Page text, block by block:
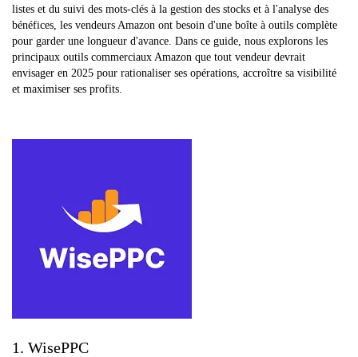
listes et du suivi des mots-clés à la gestion des stocks et à l'analyse des
bénéfices, les vendeurs Amazon ont besoin d'une boîte à outils complète
pour garder une longueur d'avance. Dans ce guide, nous explorons les
principaux outils commerciaux Amazon que tout vendeur devrait
envisager en 2025 pour rationaliser ses opérations, accroître sa visibilité
et maximiser ses profits.
1. WisePPC